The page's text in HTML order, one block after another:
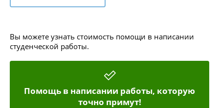
Вы можете узнать стоимость помощи в написании
студенческой работы.
Помощь в написании работы, которую
точно примут!